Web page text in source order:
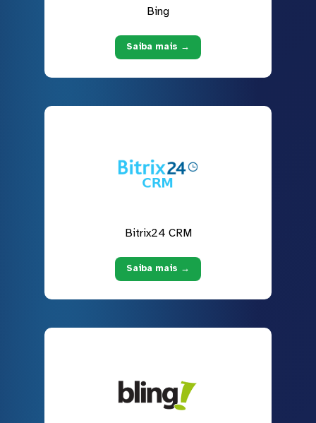
Bing
Saiba mais →
Bitrix24 CRM
Saiba mais →